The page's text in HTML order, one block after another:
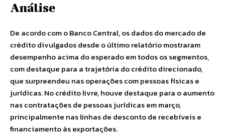
Análise
De acordo com o Banco Central, os dados do mercado de
crédito divulgados desde o último relatório mostraram
desempenho acima do esperado em todos os segmentos,
com destaque para a trajetória do crédito direcionado,
que surpreendeu nas operações com pessoas físicas e
jurídicas. No crédito livre, houve destaque para o aumento
nas contratações de pessoas jurídicas em março,
principalmente nas linhas de desconto de recebíveis e
financiamento às exportações.